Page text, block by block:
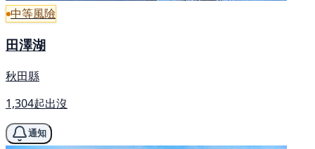
中等風險
田澤湖
秋田縣
1,304起出沒
通知